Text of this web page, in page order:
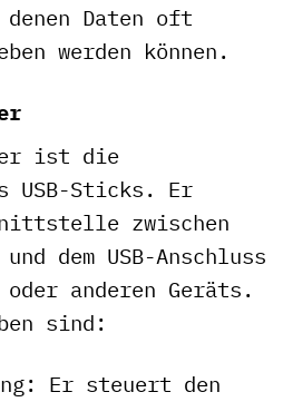
Daten oft
werden können.
ist die
USB-Sticks. Er
zwischen
dem USB-Anschluss
oder anderen Geräts.
sind:
Er steuert den